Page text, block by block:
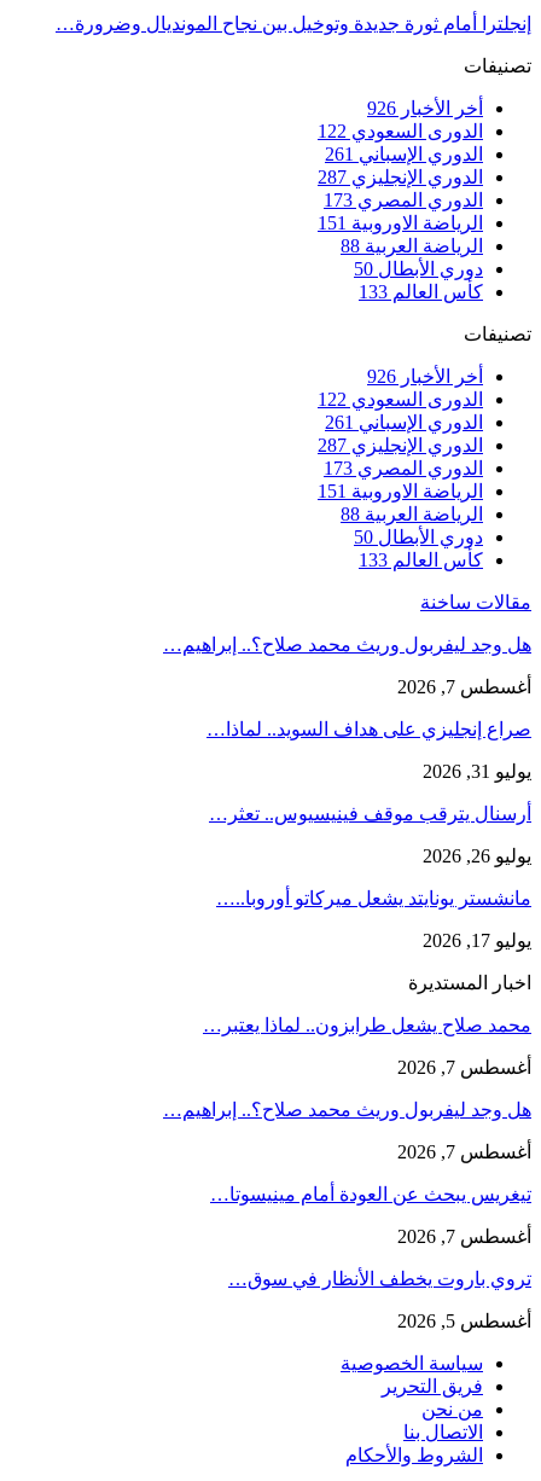
إنجلترا أمام ثورة جديدة وتوخيل بين نجاح المونديال وضرورة…
تصنيفات
أخر الأخبار 926
الدورى السعودي 122
الدوري الإسباني 261
الدوري الإنجليزي 287
الدوري المصري 173
الرياضة الاوروبية 151
الرياضة العربية 88
دوري الأبطال 50
كأس العالم 133
تصنيفات
أخر الأخبار 926
الدورى السعودي 122
الدوري الإسباني 261
الدوري الإنجليزي 287
الدوري المصري 173
الرياضة الاوروبية 151
الرياضة العربية 88
دوري الأبطال 50
كأس العالم 133
مقالات ساخنة
هل وجد ليفربول وريث محمد صلاح؟.. إبراهيم…
أغسطس 7, 2026
صراع إنجليزي على هداف السويد.. لماذا…
يوليو 31, 2026
أرسنال يترقب موقف فينيسيوس.. تعثر…
يوليو 26, 2026
مانشستر يونايتد يشعل ميركاتو أوروبا..…
يوليو 17, 2026
اخبار المستديرة
محمد صلاح يشعل طرابزون.. لماذا يعتبر…
أغسطس 7, 2026
هل وجد ليفربول وريث محمد صلاح؟.. إبراهيم…
أغسطس 7, 2026
تيغريس يبحث عن العودة أمام مينيسوتا…
أغسطس 7, 2026
تروي باروت يخطف الأنظار في سوق…
أغسطس 5, 2026
سياسة الخصوصية
فريق التحرير
من نحن
الاتصال بنا
الشروط والأحكام